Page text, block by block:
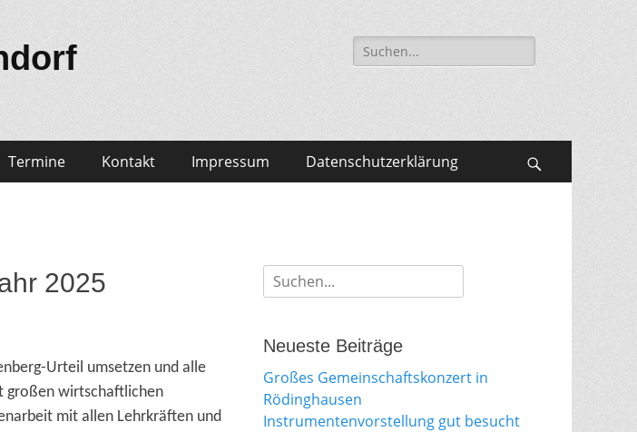
Suche
für:
Termine Kontakt Impressum Datenschutzerklärung
2025
Urteil umsetzen und alle
großen wirtschaftlichen
mit allen Lehrkräften und
Suche
für:
Neueste Beiträge
Großes Gemeinschaftskonzert in
Rödinghausen
Instrumentenvorstellung gut besucht